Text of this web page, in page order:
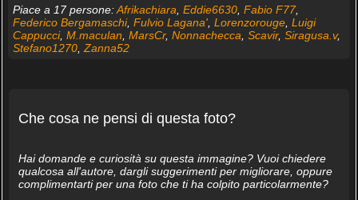
Piace a 17 persone:Afrikachiara Eddie6630, Fabio F77,
Federico Bergamaschi, Fulvio Lagana', Lorenzorouge, Luigi
Cappucci, M.maculan MarsCr, Nonnachecca Scavir, Siragusa.v,
Stefano1270, Zanna52
Che cosa ne pensi di questa foto?
Hai domande e curiosità su questa immagine? Vuoi chiedere
qualcosa all'autore, dargli suggerimenti per migliorare, oppure
complimentarti per una foto che ti ha colpito particolarmente?